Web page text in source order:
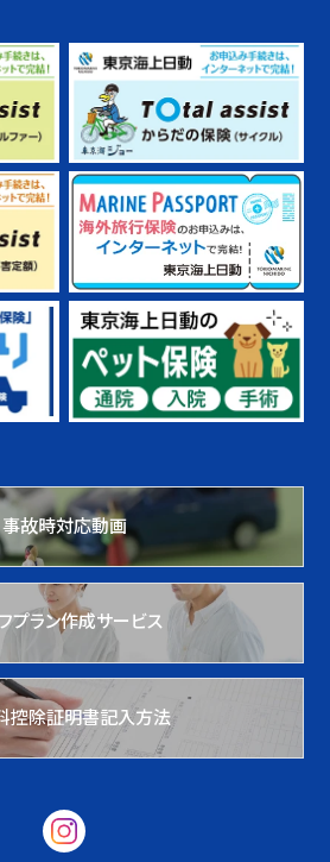
事故時対応動画
プラン作成サービス
控除証明書記入方法